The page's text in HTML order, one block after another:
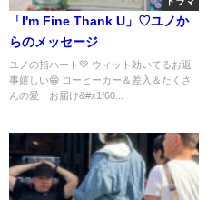
「I'm Fine Thank U」♡ユノか
らのメッセージ
ユノの指ハート💚 ウィット効いてるお返
事嬉しい😁 コーヒーカー＆差入＆たくさ
んの愛 お届け&#x1f60...